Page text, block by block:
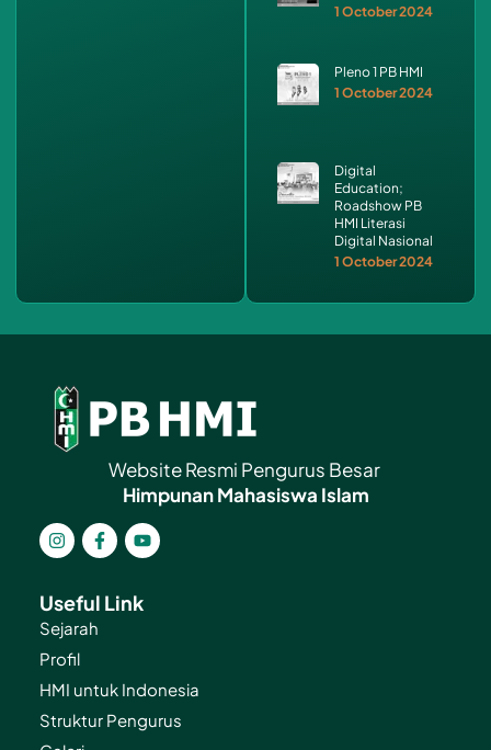
1 October 2024
Pleno 1 PB HMI
1 October 2024
Digital
Education;
Roadshow PB
HMI Literasi
Digital Nasional
1 October 2024
Website Resmi Pengurus Besar
Himpunan Mahasiswa Islam
Useful Link
Sejarah
Profil
HMI untuk Indonesia
Struktur Pengurus